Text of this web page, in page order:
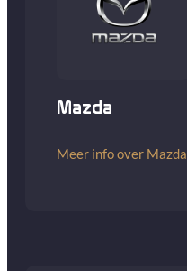
Mazda
Meer info over Mazda